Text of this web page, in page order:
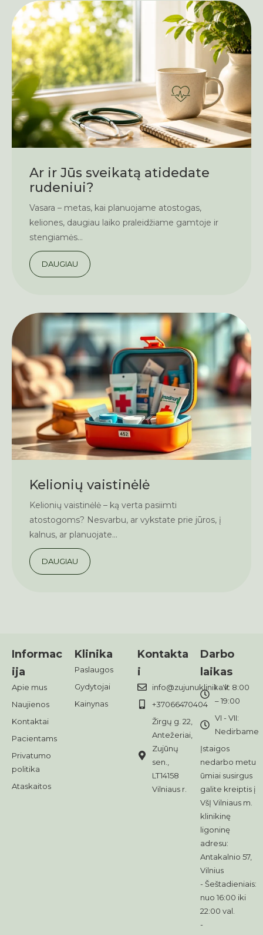
Ar ir Jūs sveikatą atidedate
rudeniui?
Vasara – metas, kai planuojame atostogas,
keliones, daugiau laiko praleidžiame gamtoje ir
stengiamės...
DAUGIAU
Kelionių vaistinėlė
Kelionių vaistinėlė – ką verta pasiimti
atostogoms? Nesvarbu, ar vykstate prie jūros, į
kalnus, ar planuojate...
DAUGIAU
Informac
ija
Apie mus
Naujienos
Kontaktai
Pacientams
Privatumo
politika
Ataskaitos
Klinika
Paslaugos
Gydytojai
Kainynas
Kontakta
i
info@zujunuklinika.lt
+37066470404
Žirgų g. 22,
Antežeriai,
Zujūnų
sen.,
LT14158
Vilniaus r.
Darbo
laikas
I - V: 8:00
– 19:00
VI - VII:
Nedirbame
Įstaigos
nedarbo metu
ūmiai susirgus
galite kreiptis į
VšĮ Vilniaus m.
klinikinę
ligoninę
adresu:
Antakalnio 57,
Vilnius
- Šeštadieniais:
nuo 16:00 iki
22:00 val.
-